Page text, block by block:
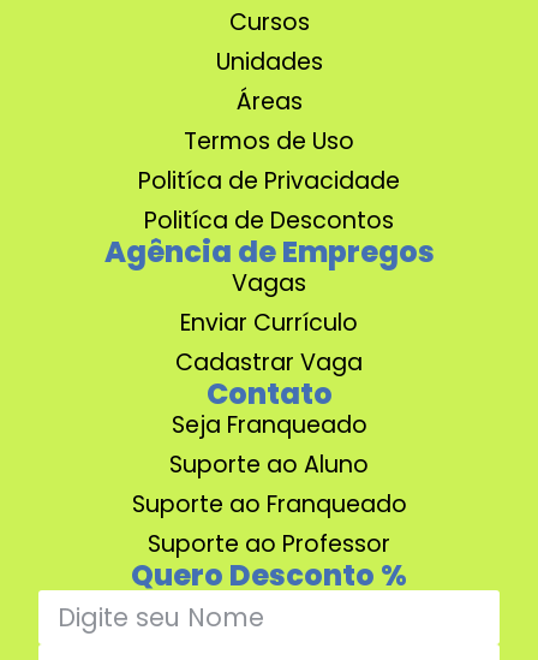
Cursos
Unidades
Áreas
Termos de Uso
Politíca de Privacidade
Politíca de Descontos
Agência de Empregos
Vagas
Enviar Currículo
Cadastrar Vaga
Contato
Seja Franqueado
Suporte ao Aluno
Suporte ao Franqueado
Suporte ao Professor
Quero Desconto %